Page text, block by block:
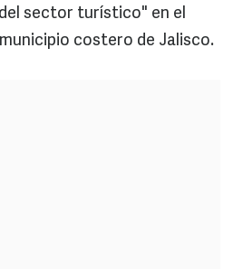
sector turístico" en el
costero de Jalisco.